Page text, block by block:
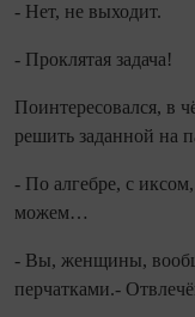
- Нет, не выходит.
- Проклятая задача!
Поинтересовался, в
решить заданной на
- По алгебре, с
можем…
- Вы, женщины,
перчатками.-